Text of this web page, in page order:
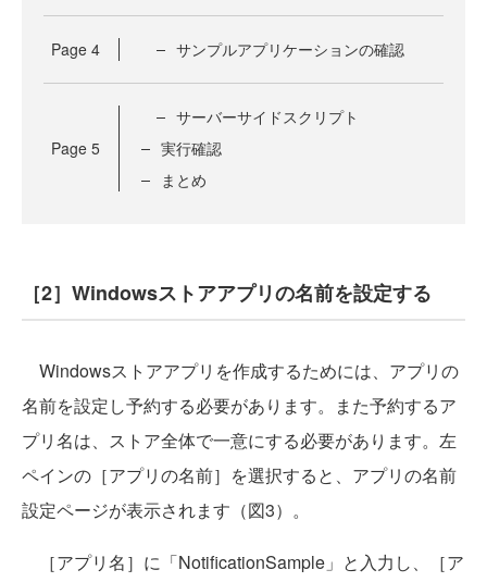
Page 4 サンプルアプリケーションの確認
Page 5
サーバーサイドスクリプト
実行確認
まとめ
［2］Windowsストアアプリの名前を設定する
Windowsストアアプリを作成するためには、アプリの
名前を設定し予約する必要があります。また予約するア
プリ名は、ストア全体で一意にする必要があります。左
ペインの［アプリの名前］を選択すると、アプリの名前
設定ページが表示されます（図3）。
［アプリ名］に「NotificationSample」と入力し、［ア